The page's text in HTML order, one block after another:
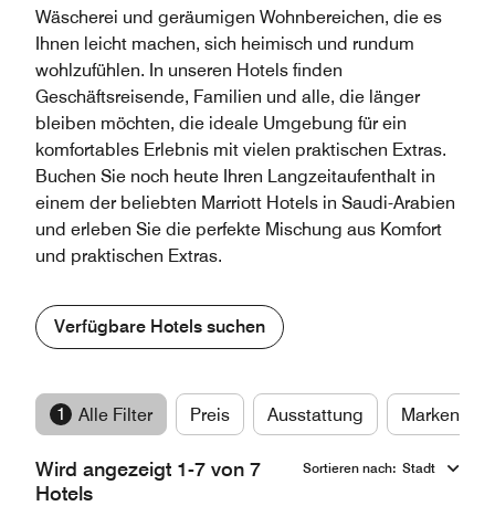
Wäscherei und geräumigen Wohnbereichen, die es
Ihnen leicht machen, sich heimisch und rundum
wohlzufühlen. In unseren Hotels finden
Geschäftsreisende, Familien und alle, die länger
bleiben möchten, die ideale Umgebung für ein
komfortables Erlebnis mit vielen praktischen Extras.
Buchen Sie noch heute Ihren Langzeitaufenthalt in
einem der beliebten Marriott Hotels in Saudi-Arabien
und erleben Sie die perfekte Mischung aus Komfort
und praktischen Extras.
Verfügbare Hotels suchen
1 Alle Filter Preis Ausstattung Marken
Wird angezeigt 1-7 von 7
Hotels
Sortieren nach: Stadt